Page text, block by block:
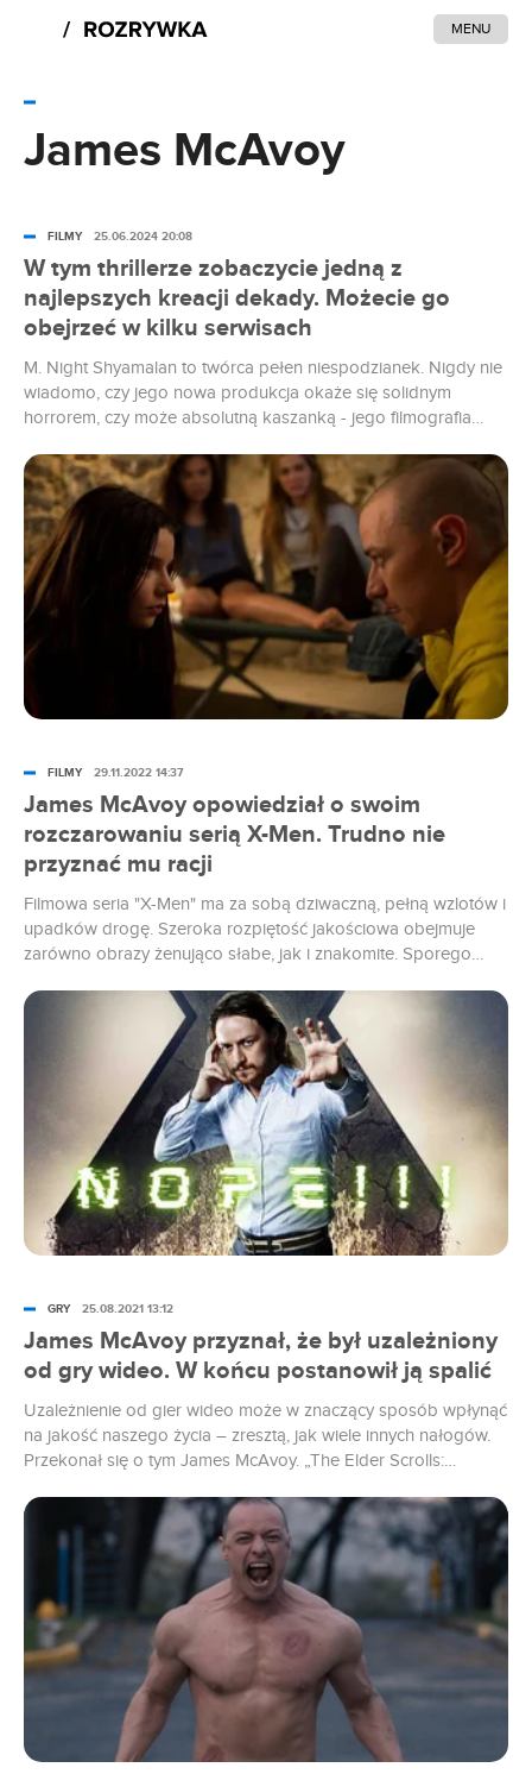
MENU
James McAvoy
W tym thrillerze zobaczycie jedną z
najlepszych kreacji dekady. Możecie go
obejrzeć w kilku serwisach
M. Night Shyamalan to twórca pełen niespodzianek. Nigdy nie
wiadomo, czy jego nowa produkcja okaże się solidnym
horrorem, czy może absolutną kaszanką - jego filmografia
przewagą tej pierwszej. Jednym z wyjątków jest „Split” z
udziałem Jamesa McAvoya i Anyi Taylor-Joy, o którym
chciałbym wam dzisiaj przypomnieć.
FILMY 25.06.2024 20:08
James McAvoy opowiedział o swoim
rozczarowaniu serią X-Men. Trudno nie
przyznać mu racji
Filmowa seria "X-Men" ma za sobą dziwaczną, pełną wzlotów i
upadków drogę. Szeroka rozpiętość jakościowa obejmuje
zarówno obrazy żenująco słabe, jak i znakomite. Sporego
McAvoy. Wcielający się w młodszą wersję profesora Charlesa
Xaviera aktor po latach sformułował największy zarzut, jaki ma
do studia. Czy powróci do roli w przyszłości?
FILMY 29.11.2022 14:37
James McAvoy przyznał, że był uzależniony
od gry wideo. W końcu postanowił ją spalić
Uzależnienie od gier wideo może w znaczący sposób wpłynąć
na jakość naszego życia – zresztą, jak wiele innych nałogów.
Przekonał się o tym James McAvoy. „The Elder Scrolls:
pracy.
GRY 25.08.2021 13:12